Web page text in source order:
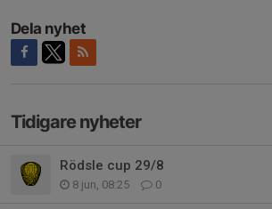
Dela nyhet
Tidigare nyheter
Rödsle cup 29/8
8 jun, 08:25 0